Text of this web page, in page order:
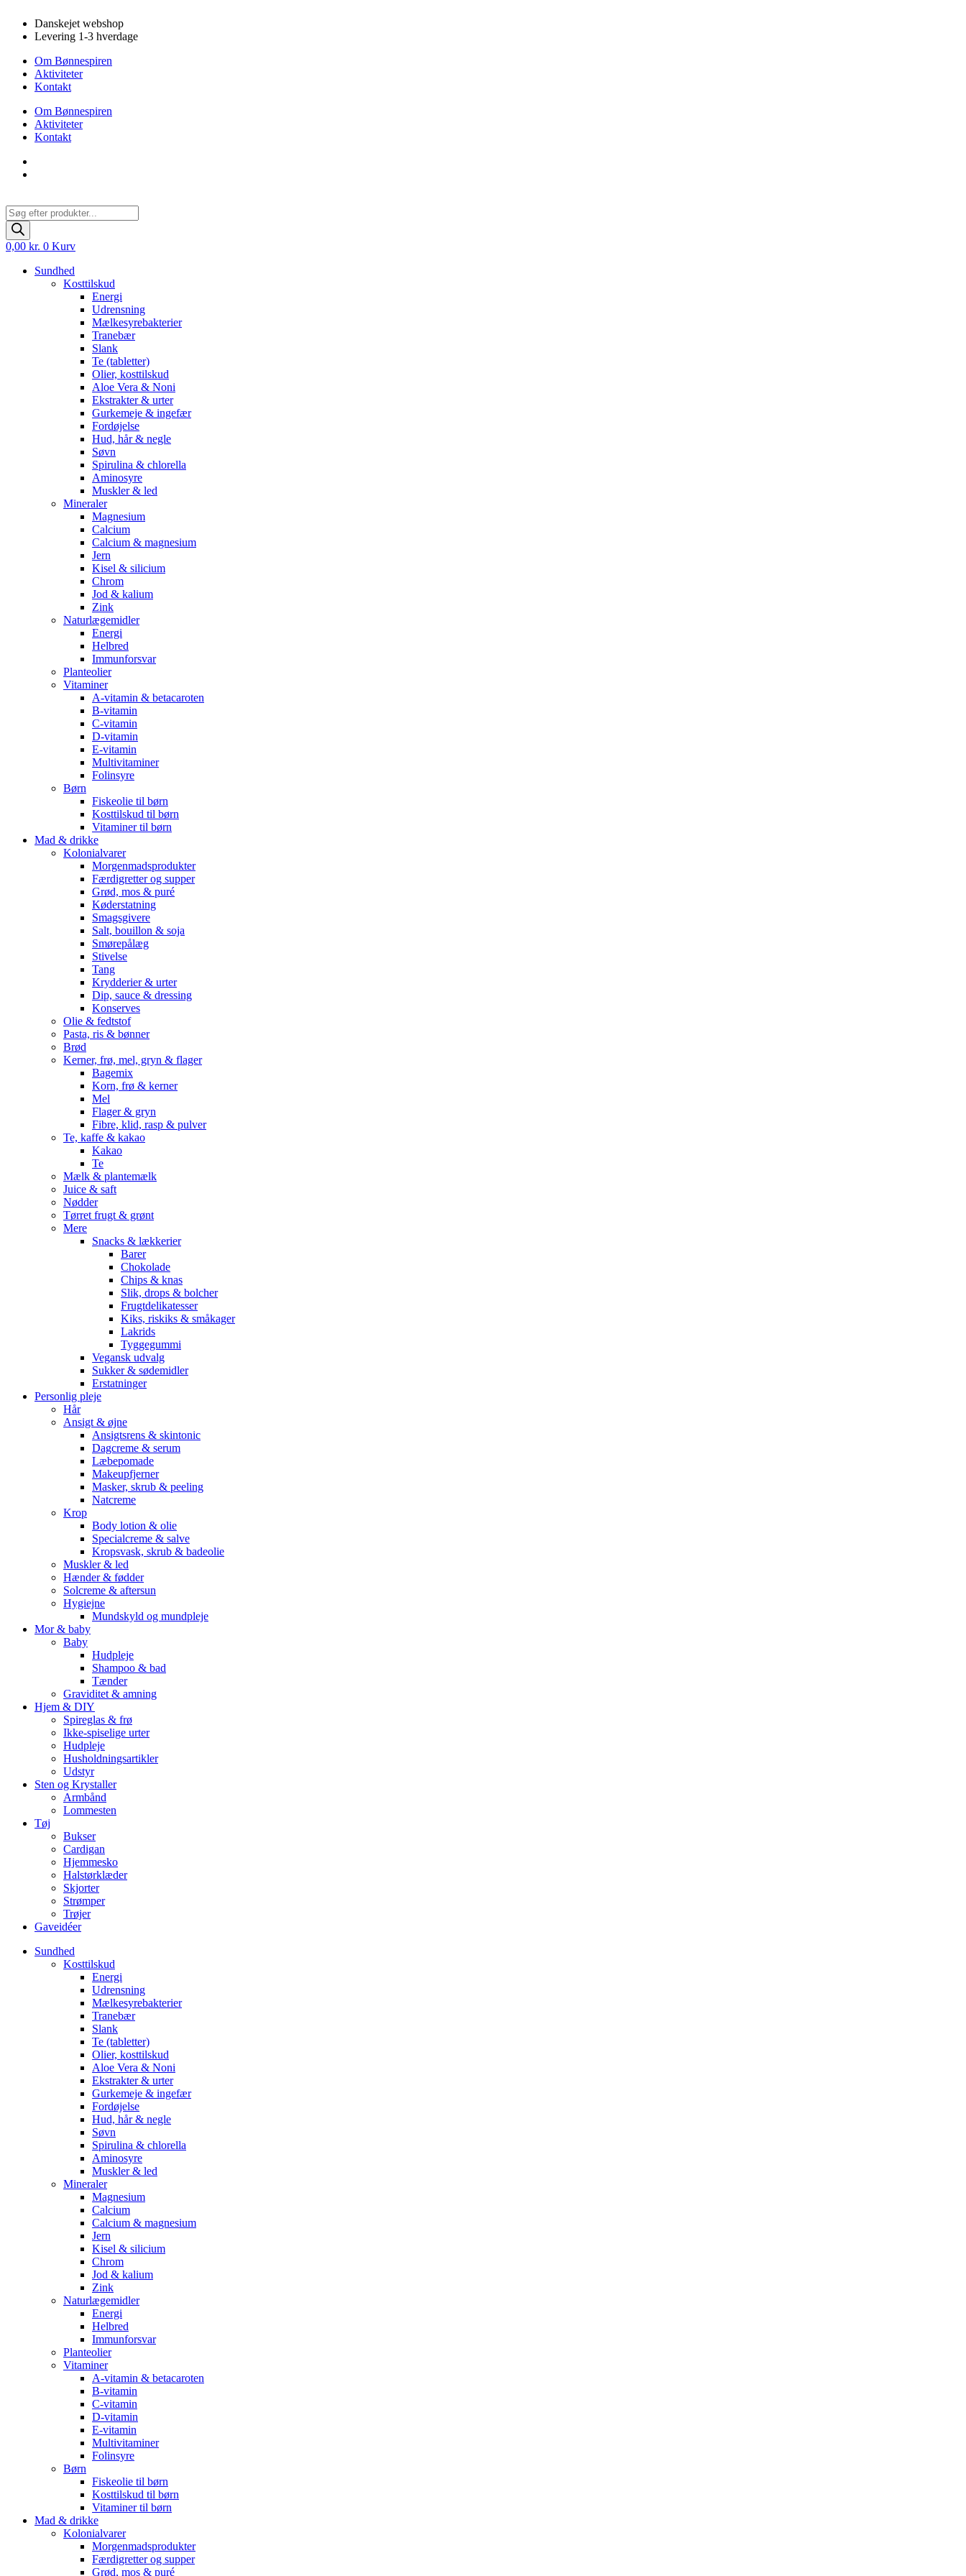
indhold
Danskejet webshop
Levering 1-3 hverdage
Om Bønnespiren
Aktiviteter
Kontakt
Om Bønnespiren
Aktiviteter
Kontakt
Products
search
0,00 kr. 0 Kurv
Sundhed
Kosttilskud
Energi
Udrensning
Mælkesyrebakterier
Tranebær
Slank
Te (tabletter)
Olier, kosttilskud
Aloe Vera & Noni
Ekstrakter & urter
Gurkemeje & ingefær
Fordøjelse
Hud, hår & negle
Søvn
Spirulina & chlorella
Aminosyre
Muskler & led
Mineraler
Magnesium
Calcium
Calcium & magnesium
Jern
Kisel & silicium
Chrom
Jod & kalium
Zink
Naturlægemidler
Energi
Helbred
Immunforsvar
Planteolier
Vitaminer
A-vitamin & betacaroten
B-vitamin
C-vitamin
D-vitamin
E-vitamin
Multivitaminer
Folinsyre
Børn
Fiskeolie til børn
Kosttilskud til børn
Vitaminer til børn
Mad & drikke
Kolonialvarer
Morgenmadsprodukter
Færdigretter og supper
Grød, mos & puré
Køderstatning
Smagsgivere
Salt, bouillon & soja
Smørepålæg
Stivelse
Tang
Krydderier & urter
Dip, sauce & dressing
Konserves
Olie & fedtstof
Pasta, ris & bønner
Brød
Kerner, frø, mel, gryn & flager
Bagemix
Korn, frø & kerner
Mel
Flager & gryn
Fibre, klid, rasp & pulver
Te, kaffe & kakao
Kakao
Te
Mælk & plantemælk
Juice & saft
Nødder
Tørret frugt & grønt
Mere
Snacks & lækkerier
Barer
Chokolade
Chips & knas
Slik, drops & bolcher
Frugtdelikatesser
Kiks, riskiks & småkager
Lakrids
Tyggegummi
Vegansk udvalg
Sukker & sødemidler
Erstatninger
Personlig pleje
Hår
Ansigt & øjne
Ansigtsrens & skintonic
Dagcreme & serum
Læbepomade
Makeupfjerner
Masker, skrub & peeling
Natcreme
Krop
Body lotion & olie
Specialcreme & salve
Kropsvask, skrub & badeolie
Muskler & led
Hænder & fødder
Solcreme & aftersun
Hygiejne
Mundskyld og mundpleje
Mor & baby
Baby
Hudpleje
Shampoo & bad
Tænder
Graviditet & amning
Hjem & DIY
Spireglas & frø
Ikke-spiselige urter
Hudpleje
Husholdningsartikler
Udstyr
Sten og Krystaller
Armbånd
Lommesten
Tøj
Bukser
Cardigan
Hjemmesko
Halstørklæder
Skjorter
Strømper
Trøjer
Gaveidéer
Sundhed
Kosttilskud
Energi
Udrensning
Mælkesyrebakterier
Tranebær
Slank
Te (tabletter)
Olier, kosttilskud
Aloe Vera & Noni
Ekstrakter & urter
Gurkemeje & ingefær
Fordøjelse
Hud, hår & negle
Søvn
Spirulina & chlorella
Aminosyre
Muskler & led
Mineraler
Magnesium
Calcium
Calcium & magnesium
Jern
Kisel & silicium
Chrom
Jod & kalium
Zink
Naturlægemidler
Energi
Helbred
Immunforsvar
Planteolier
Vitaminer
A-vitamin & betacaroten
B-vitamin
C-vitamin
D-vitamin
E-vitamin
Multivitaminer
Folinsyre
Børn
Fiskeolie til børn
Kosttilskud til børn
Vitaminer til børn
Mad & drikke
Kolonialvarer
Morgenmadsprodukter
Færdigretter og supper
Grød, mos & puré